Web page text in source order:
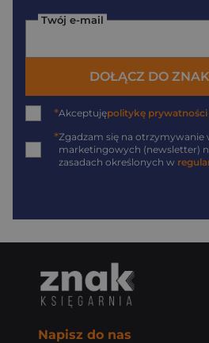
Twój e-mail
DOŁĄCZ DO
*Akceptujępolitykę prywatności
*Zgadzam się na otrzymywanie
marketingowych (newsletter)
zasadach określonych w
Napisz do nas